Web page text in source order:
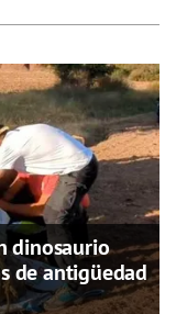
dinosaurio
de antigüedad